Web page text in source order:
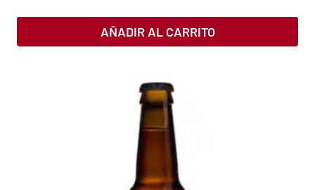
AÑADIR AL CARRITO